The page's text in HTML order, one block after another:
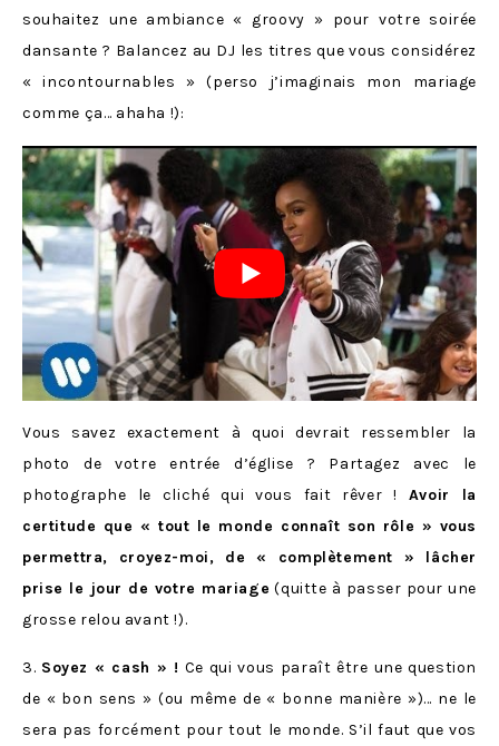
souhaitez une ambiance « groovy » pour votre soirée
dansante ? Balancez au DJ les titres que vous considérez
« incontournables » (perso j’imaginais mon mariage
comme ça… ahaha !):
Vous savez exactement à quoi devrait ressembler la
photo de votre entrée d’église ? Partagez avec le
photographe le cliché qui vous fait rêver ! Avoir la
certitude que « tout le monde connaît son rôle » vous
permettra, croyez-moi, de « complètement » lâcher
prise le jour de votre mariage (quitte à passer pour une
grosse relou avant !).
3. Soyez « cash » ! Ce qui vous paraît être une question
de « bon sens » (ou même de « bonne manière »)… ne le
sera pas forcément pour tout le monde. S’il faut que vos